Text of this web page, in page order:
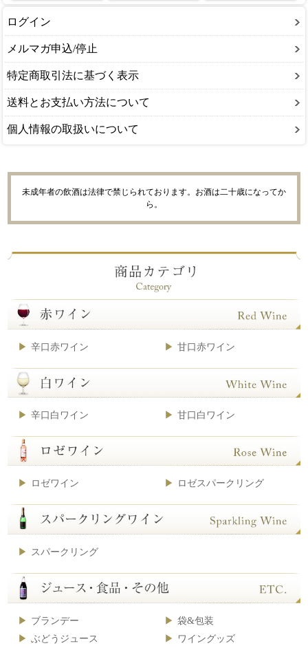
ログイン
メルマガ申込/停止
特定商取引法に基づく表示
送料とお支払い方法について
個人情報の取扱いについて
未成年者の飲酒は法律で禁じられております。お酒は二十歳になってか
ら。
辛口赤ワイン 甘口赤ワイン
辛口白ワイン 甘口白ワイン
ロゼワイン ロゼスパークリング
スパークリング
ブランデー
袋&包装
ぶどうジュース
ワイングッズ